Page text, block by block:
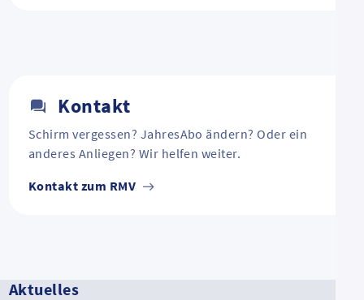
Kontakt
Schirm vergessen? JahresAbo ändern? Oder ein
anderes Anliegen? Wir helfen weiter.
Kontakt zum RMV
Aktuelles